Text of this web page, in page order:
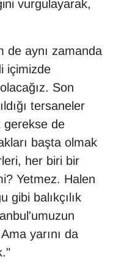
vurgulayarak,
de aynı zamanda
içimizde
Son
tersaneler
gerekse de
başta olmak
her biri bir
Yetmez. Halen
gibi balıkçılık
yarını da